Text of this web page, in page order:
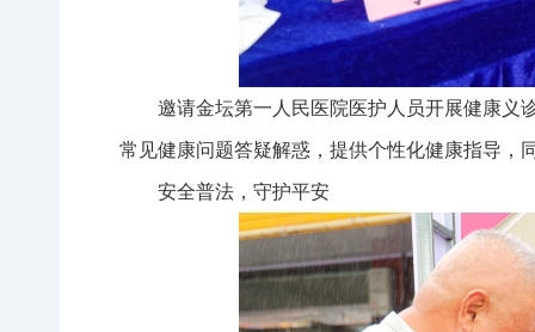
邀请金坛第一人民医院医护人员开展健康义
常见健康问题答疑解惑，提供个性化健康指导，
安全普法，守护平安